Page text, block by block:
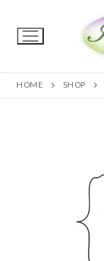
HOME SHOP